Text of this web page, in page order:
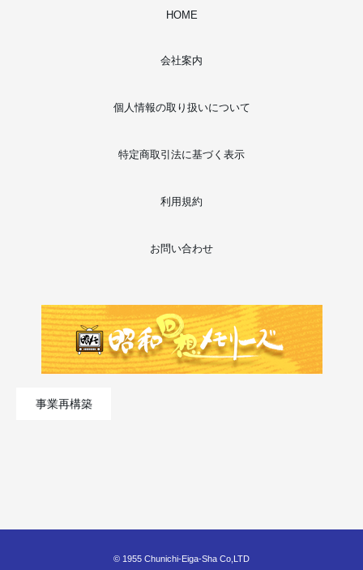
HOME
会社案内
個人情報の取り扱いについて
特定商取引法に基づく表示
利用規約
お問い合わせ
事業再構築
© 1955 Chunichi-Eiga-Sha Co,LTD